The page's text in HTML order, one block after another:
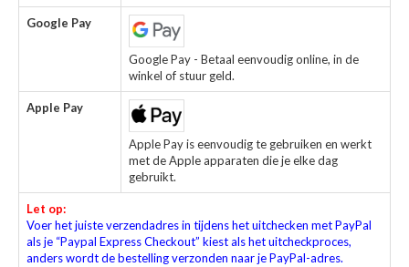
Google Pay
Google Pay - Betaal eenvoudig online, in de
winkel of stuur geld.
Apple Pay
Apple Pay is eenvoudig te gebruiken en werkt
met de Apple apparaten die je elke dag
gebruikt.
Let op:
Voer het juiste verzendadres in tijdens het uitchecken met PayPal
als je “Paypal Express Checkout” kiest als het uitcheckproces,
anders wordt de bestelling verzonden naar je PayPal-adres.